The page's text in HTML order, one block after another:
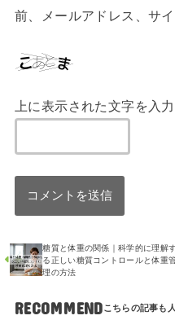
前、メールアドレス、サイ
上に表示された文字を入
糖質と体重の関係｜科学的に理解
る正しい糖質コントロールと体重
理の方法
RECOMMEND